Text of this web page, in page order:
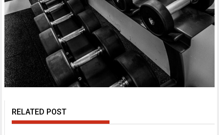
RELATED POST